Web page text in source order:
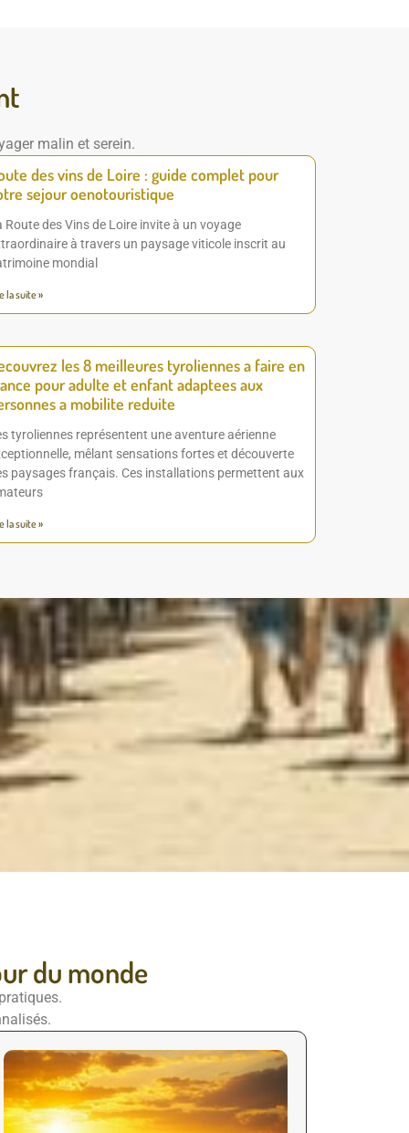
malin et serein.
des vins de Loire : guide complet pour
sejour oenotouristique
Route des Vins de Loire invite à un voyage
à travers un paysage viticole inscrit au
mondial
la suite »
les 8 meilleures tyroliennes a faire en
pour adulte et enfant adaptees aux
a mobilite reduite
tyroliennes représentent une aventure aérienne
mêlant sensations fortes et découverte
paysages français. Ces installations permettent aux
la suite »
du monde